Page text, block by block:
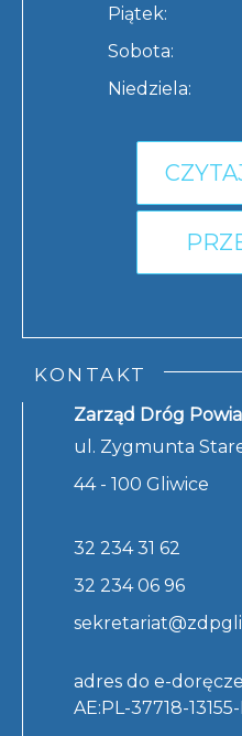
Piątek:
Sobota:
Niedziela:
KONTAKT
Zarząd Dróg
ul. Zygmunta
44 - 100 Gliwice
32 234 31 62
32 234 06 96
adres do e-
AE:PL-37718-